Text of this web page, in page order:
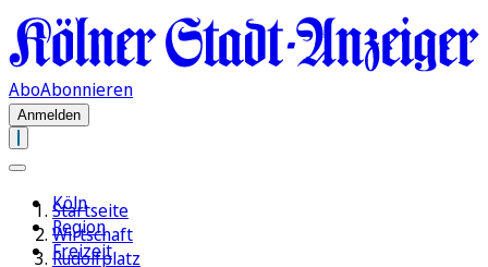
AboAbonnieren
Anmelden
Köln
Region
Freizeit
Startseite
Wirtschaft
Rudolfplatz